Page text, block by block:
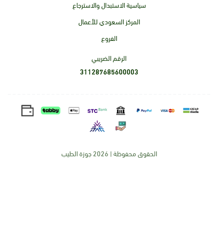
سياسية الاستبدال والاسترجاع
المركز السعودي للأعمال
الفروع
الرقم الضريبي
311287685600003
الحقوق محفوظة | 2026 جوزة الطيب